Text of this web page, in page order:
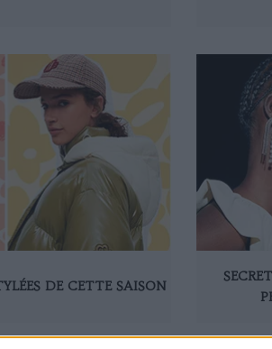
DE CETTE SAISON